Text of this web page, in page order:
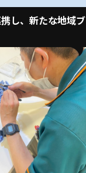
し、新たな地域ブ